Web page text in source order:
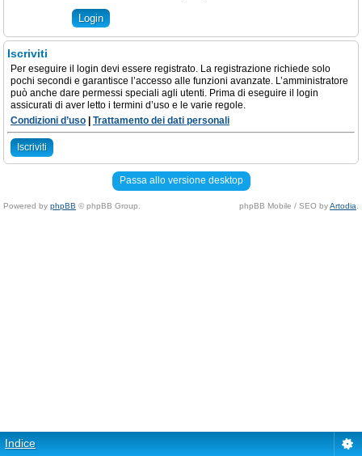
Iscriviti
Per eseguire il login devi essere registrato. La registrazione richiede solo
pochi secondi e garantisce l’accesso alle funzioni avanzate. L’amministratore
può anche dare permessi speciali agli utenti. Prima di eseguire il login
assicurati di aver letto i termini d’uso e le varie regole.
Condizioni d’uso
Trattamento dei dati personali
Iscriviti
Passa allo versione desktop
Powered by phpBB © phpBB Group. phpBB Mobile / SEO byArtodia
Indice